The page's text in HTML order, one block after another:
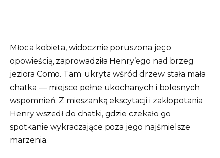
Młoda kobieta, widocznie poruszona jego
opowieścią, zaprowadziła Henry’ego nad brzeg
jeziora Como. Tam, ukryta wśród drzew, stała mała
chatka — miejsce pełne ukochanych i bolesnych
wspomnień. Z mieszanką ekscytacji i zakłopotania
Henry wszedł do chatki, gdzie czekało go
spotkanie wykraczające poza jego najśmielsze
marzenia.